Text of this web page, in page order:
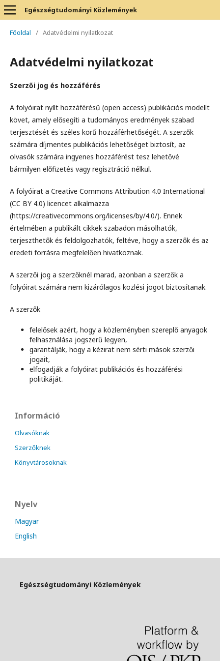
Egészségtudományi Közlemények
Főoldal / Adatvédelmi nyilatkozat
Adatvédelmi nyilatkozat
Szerzői jog és hozzáférés
A folyóirat nyílt hozzáférésű (open access) publikációs modellt
követ, amely elősegíti a tudományos eredmények szabad
terjesztését és széles körű hozzáférhetőségét. A szerzők
számára díjmentes publikációs lehetőséget biztosít, az
olvasók számára ingyenes hozzáférést tesz lehetővé
bármilyen előfizetés vagy regisztráció nélkül.
A folyóirat a Creative Commons Attribution 4.0 International
(CC BY 4.0) licencet alkalmazza
(https://creativecommons.org/licenses/by/4.0/). Ennek
értelmében a publikált cikkek szabadon másolhatók,
terjeszthetők és feldolgozhatók, feltéve, hogy a szerzők és az
eredeti forrásra megfelelően hivatkoznak.
A szerzői jog a szerzőknél marad, azonban a szerzők a
folyóirat számára nem kizárólagos közlési jogot biztosítanak.
A szerzők
felelősek azért, hogy a közleményben szereplő anyagok
felhasználása jogszerű legyen,
garantálják, hogy a kézirat nem sérti mások szerzői
jogait,
elfogadják a folyóirat publikációs és hozzáférési
politikáját.
Információ
Olvasóknak
Szerzőknek
Könyvtárosoknak
Nyelv
Magyar
English
Egészségtudományi Közlemények